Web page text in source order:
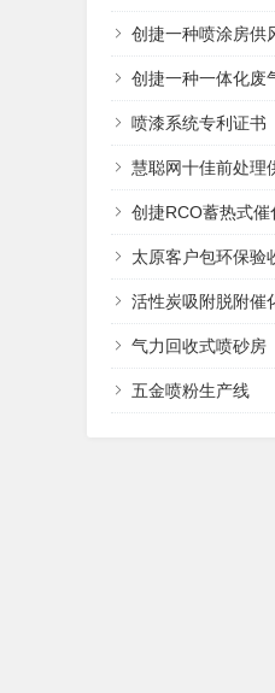
创捷一种喷涂房供风
创捷一种一体化废
喷漆系统专利证书
慧聪网十佳前处理
创捷RCO蓄热式催
太原客户包环保验收
活性炭吸附脱附催
气力回收式喷砂房
五金喷粉生产线